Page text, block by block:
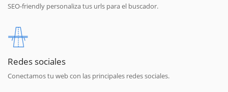
SEO-friendly personaliza tus urls para el buscador.
Redes sociales
Conectamos tu web con las principales redes sociales.